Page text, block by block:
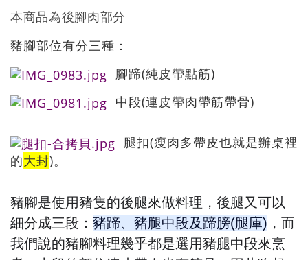
本商品為後腳肉部分
豬腳部位有分三種：
腳蹄(純皮帶點筋)
中段(連皮帶肉帶筋帶骨)
腿扣(瘦肉多帶皮也就是辦桌裡
的大封)。
豬腳是使用豬隻的後腿來做料理，後腿又可以
細分成三段： 豬蹄、豬腿中段及蹄膀(腿庫) ，而
我們說的豬腳料理幾乎都是選用豬腿中段來烹